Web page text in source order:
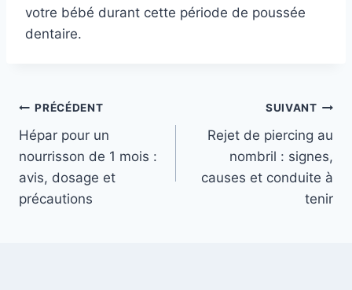
votre bébé durant cette période de poussée
dentaire.
Navigation
de
l’article
PRÉCÉDENT
Hépar pour un
nourrisson de 1 mois :
avis, dosage et
précautions
SUIVANT
Rejet de piercing au
nombril : signes,
causes et conduite à
tenir